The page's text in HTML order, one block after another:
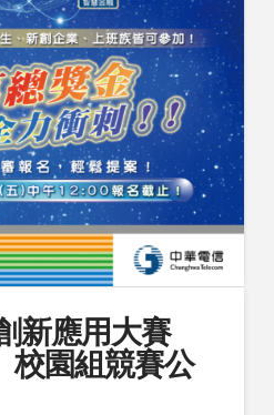
新應用大賽
校園組競賽公